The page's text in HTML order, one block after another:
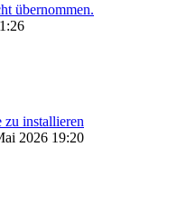
übernommen.
installieren
2026 19:20